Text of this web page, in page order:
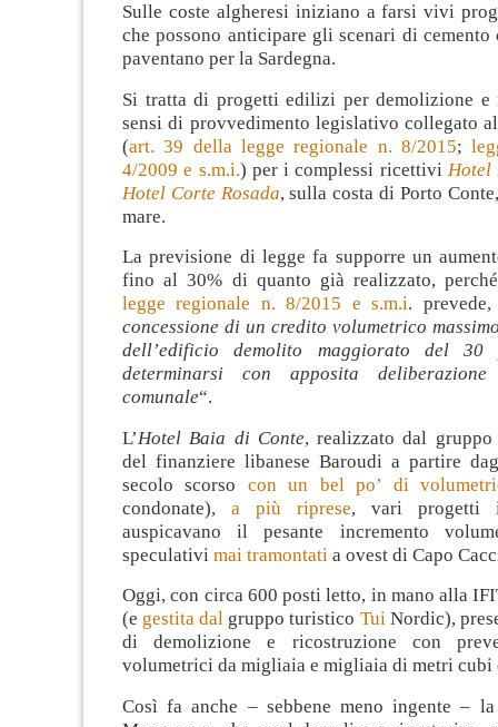
Sulle coste algheresi iniziano a farsi vivi
che possono anticipare gli scenari di cemento
paventano per la Sardegna.
Si tratta di progetti edilizi per demolizione e
sensi di provvedimento legislativo collegato
(art. 39 della legge regionale n. 8/2015;
4/2009 e s.m.i.) per i complessi ricettivi Hotel
Hotel Corte Rosada, sulla costa di Porto
mare.
La previsione di legge fa supporre un
fino al 30% di quanto già realizzato,
legge regionale n. 8/2015 e s.m.i.
concessione di un credito volumetrico
dell’edificio demolito maggiorato del
determinarsi con apposita
comunale“.
L’Hotel Baia di Conte, realizzato dal
del finanziere libanese Baroudi a partire
secolo scorso con un bel po’ di
condonate), a più riprese, vari progetti
auspicavano il pesante incremento
speculativi mai tramontati a ovest di Capo
Oggi, con circa 600 posti letto, in mano alla
(e gestita dal gruppo turistico TuiNordic),
di demolizione e ricostruzione con
volumetrici da migliaia e migliaia di metri cubi
Così fa anche – sebbene meno ingente – la